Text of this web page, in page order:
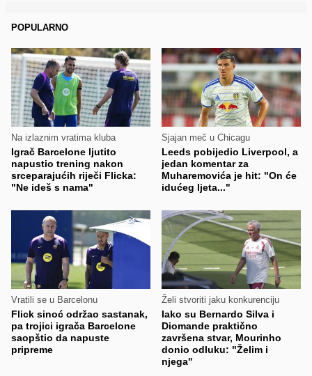
POPULARNO
Na izlaznim vratima kluba
Igrač Barcelone ljutito
napustio trening nakon
srceparajućih riječi Flicka:
"Ne ideš s nama"
Sjajan meč u Chicagu
Leeds pobijedio Liverpool, a
jedan komentar za
Muharemovića je hit: "On će
idućeg ljeta..."
Vratili se u Barcelonu
Flick sinoć održao sastanak,
pa trojici igrača Barcelone
saopštio da napuste
pripreme
Želi stvoriti jaku konkurenciju
Iako su Bernardo Silva i
Diomande praktično
završena stvar, Mourinho
donio odluku: "Želim i
njega"